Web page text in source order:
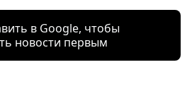
в Google, чтобы
новости первым